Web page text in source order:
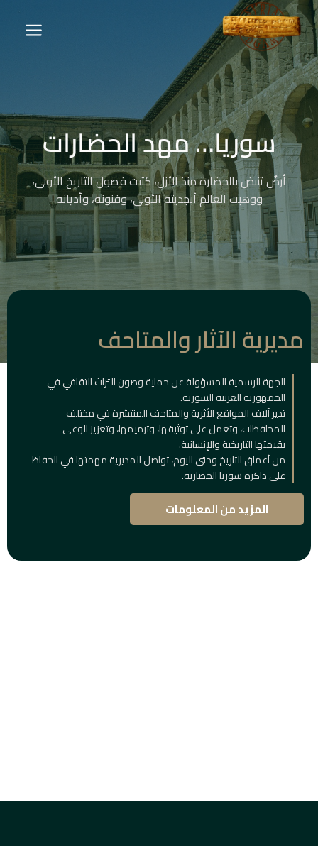
سوريا… مهد الحضارات
أرضٌ تنبض بالحضارة منذ الأزل، كتبت فصول التاريخ الأولى،
ووهبت العالم أبجديته الأولى، وفنونه، وأديانه
مديرية الآثار والمتاحف
الجهة الرسمية المسؤولة عن حماية وصون التراث الثقافي في
الجمهورية العربية السورية.
تدير آلاف المواقع الأثرية والمتاحف المنتشرة في مختلف
المحافظات، وتعمل على توثيقها، وترميمها، وتعزيز الوعي
بقيمتها التاريخية والإنسانية.
من أعماق التاريخ وحتى اليوم، تواصل المديرية مهمتها في الحفاظ
على ذاكرة سوريا الحضارية.
المزيد من المعلومات